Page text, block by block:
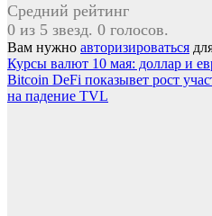
Средний рейтинг
0 из 5 звезд. 0 голосов.
Вам нужно авторизироваться
Навигация
по
Курсы валют 10 мая: доллар и
Bitcoin DeFi показывет рост
на падение TVL